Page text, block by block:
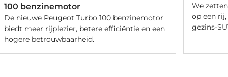
100 benzinemotor
De nieuwe Peugeot Turbo 100 benzinemotor
biedt meer rijplezier, betere efficiëntie en een
hogere betrouwbaarheid.
We
op een
gezins-